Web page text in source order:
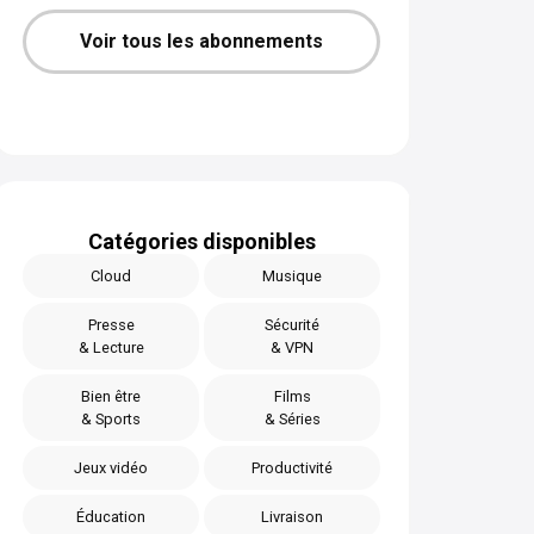
Voir tous les abonnements
Catégories disponibles
Cloud Musique
Presse
& Lecture
Sécurité
& VPN
Bien être
& Sports
Films
& Séries
Jeux vidéo Productivité
Éducation Livraison